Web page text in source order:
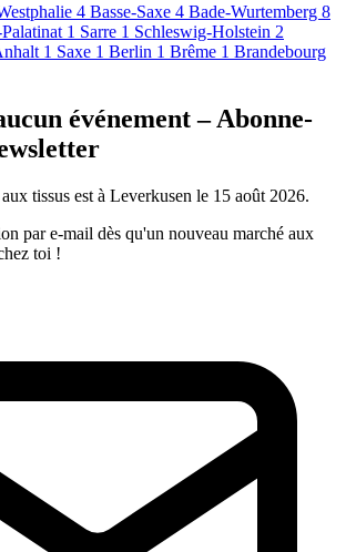
4 Basse-Saxe 4 Bade-Wurtemberg 8
1 Sarre 1 Schleswig-Holstein 2
1 Saxe 1 Berlin 1 Brême 1 Brandebourg
événement – Abonne-
tissus est à Leverkusen le 15 août 2026.
par e-mail dès qu'un nouveau marché aux
toi !